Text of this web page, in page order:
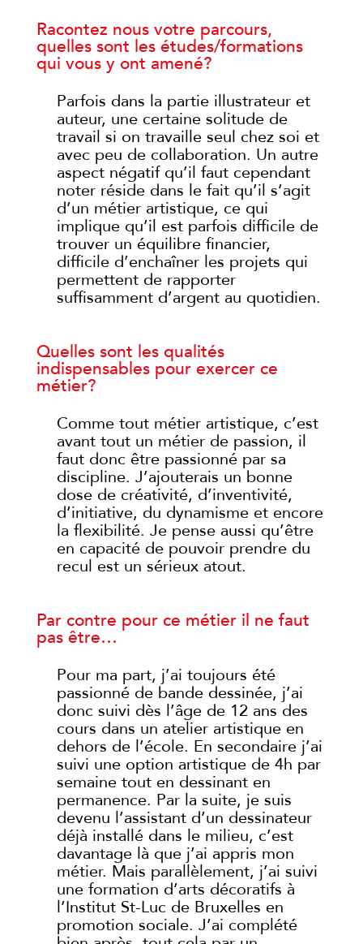
Racontez nous votre parcours,
quelles sont les études/formations
qui vous y ont amené?
Parfois dans la partie illustrateur et
auteur, une certaine solitude de
travail si on travaille seul chez soi et
avec peu de collaboration. Un autre
aspect négatif qu’il faut cependant
noter réside dans le fait qu’il s’agit
d’un métier artistique, ce qui
implique qu’il est parfois difficile de
trouver un équilibre financier,
difficile d’enchaîner les projets qui
permettent de rapporter
suffisamment d’argent au quotidien.
Quelles sont les qualités
indispensables pour exercer ce
métier?
Comme tout métier artistique, c’est
avant tout un métier de passion, il
faut donc être passionné par sa
discipline. J’ajouterais un bonne
dose de créativité, d’inventivité,
d’initiative, du dynamisme et encore
la flexibilité. Je pense aussi qu’être
en capacité de pouvoir prendre du
recul est un sérieux atout.
Par contre pour ce métier il ne faut
pas être…
Pour ma part, j’ai toujours été
passionné de bande dessinée, j’ai
donc suivi dès l’âge de 12 ans des
cours dans un atelier artistique en
dehors de l’école. En secondaire j’ai
suivi une option artistique de 4h par
semaine tout en dessinant en
permanence. Par la suite, je suis
devenu l’assistant d’un dessinateur
déjà installé dans le milieu, c’est
davantage là que j’ai appris mon
métier. Mais parallèlement, j’ai suivi
une formation d’arts décoratifs à
l’Institut St-Luc de Bruxelles en
promotion sociale. J’ai complété